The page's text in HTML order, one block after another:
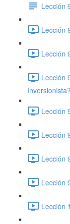
Lección
Lección
Lección
Lección
Lección
Lección
Lección
Lección
Lección